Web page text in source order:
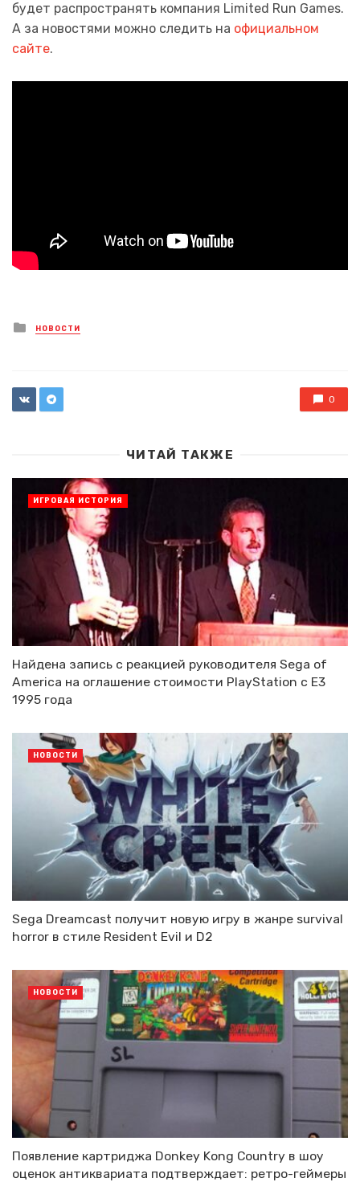
будет распространять компания Limited Run Games.
А за новостями можно следить на официальном
сайте.
Posted
in
НОВОСТИ
0
ЧИТАЙ ТАКЖЕ
Найдена запись с реакцией руководителя Sega of
America на оглашение стоимости PlayStation с E3
1995 года
ИГРОВАЯ ИСТОРИЯ
Sega Dreamcast получит новую игру в жанре survival
horror в стиле Resident Evil и D2
НОВОСТИ
Появление картриджа Donkey Kong Country в шоу
оценок антиквариата подтверждает: ретро-геймеры
НОВОСТИ